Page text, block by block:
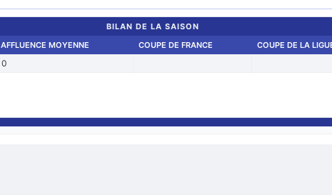
BILAN DE LA SAISON
AFFLUENCE MOYENNE COUPE DE FRANCE COUPE DE LA
0